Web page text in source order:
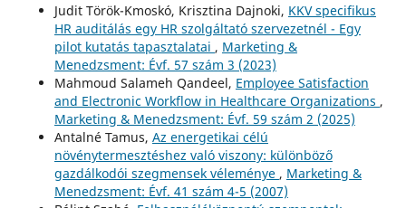
Judit Török-Kmoskó, Krisztina Dajnoki, KKV specifikus
HR auditálás egy HR szolgáltató szervezetnél - Egy
pilot kutatás tapasztalatai , Marketing &
Menedzsment: Évf. 57 szám 3 (2023)
Mahmoud Salameh Qandeel, Employee Satisfaction
and Electronic Workflow in Healthcare Organizations ,
Marketing & Menedzsment: Évf. 59 szám 2 (2025)
Antalné Tamus, Az energetikai célú
növénytermesztéshez való viszony: különböző
gazdálkodói szegmensek véleménye , Marketing &
Menedzsment: Évf. 41 szám 4-5 (2007)